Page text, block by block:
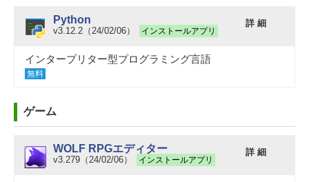
Python
v3.12.2（24/02/06） インストールアプリ
詳 細
インタープリター型プログラミング言語
無料
ゲーム
WOLF RPGエディター
v3.279（24/02/06） インストールアプリ
詳 細